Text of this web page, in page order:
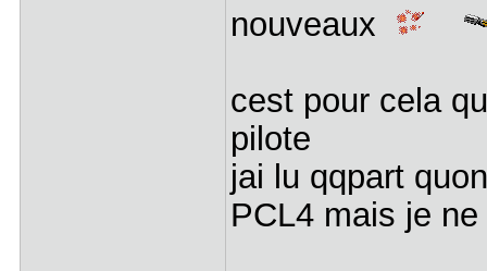
nouveaux
cest pour cela
pilote
jai lu qqpart
PCL4 mais je